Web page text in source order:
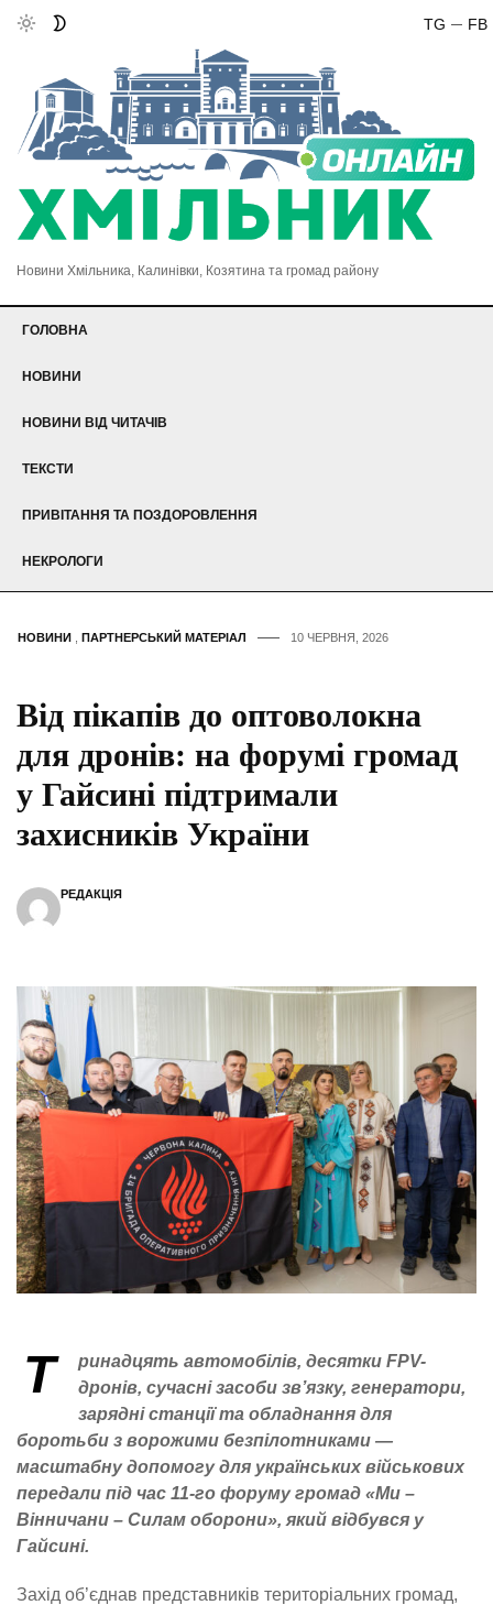
FB
TG
Новини Хмільника, Калинівки, Козятина та громад району
ГОЛОВНА
НОВИНИ
НОВИНИ ВІД ЧИТАЧІВ
ТЕКСТИ
ПРИВІТАННЯ ТА ПОЗДОРОВЛЕННЯ
НЕКРОЛОГИ
НОВИНИ ПАРТНЕРСЬКИЙ МАТЕРІАЛ 10 ЧЕРВНЯ, 2026
Від пікапів до оптоволокна
для дронів: на форумі громад
у Гайсині підтримали
захисників України
РЕДАКЦІЯ
Т
ринадцять автомобілів, десятки FPV-
дронів, сучасні засоби зв’язку, генератори,
зарядні станції та обладнання для
боротьби з ворожими безпілотниками —
масштабну допомогу для українських військових
передали під час 11-го форуму громад «Ми –
Вінничани – Силам оборони», який відбувся у
Гайсині.
Захід об’єднав представників територіальних громад,